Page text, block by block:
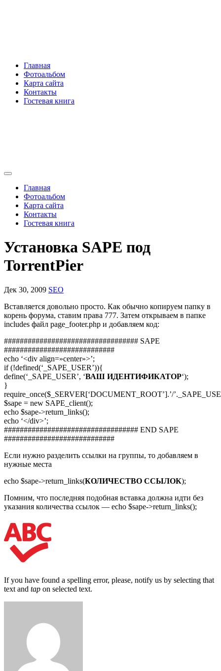
Главная
Фотоальбом
Карта сайта
Контакты
Гостевая книга
Главная
Фотоальбом
Карта сайта
Контакты
Гостевая книга
Установка SAPE под
TorrentPier
Дек 30, 2009 SEO
Вставляется довольно просто. Как обычно копируем папку в
корень форума, ставим права 777. Затем открываем в папке
includes файл page_footer.php и добавляем код:
################################## SAPE
############################
echo ‘<div align=»center»>’;
if (!defined(‘_SAPE_USER’)){
define(‘_SAPE_USER’, ‘ВАШ ИДЕНТИФИКАТОР‘);
}
require_once($_SERVER[‘DOCUMENT_ROOT’].’/
$sape = new SAPE_client();
echo $sape->return_links();
echo ‘</div>’;
################################## END SAPE
############################
Если нужно разделить ссылки на группы, то добавляем в
нужные места
echo $sape->return_links(КОЛИЧЕСТВО ССЫЛОК);
Помним, что последняя подобная вставка должна идти без
указания количества ссылок — echo $sape->return_links();
If you have found a spelling error, please, notify us by selecting that
text and tap on selected text.